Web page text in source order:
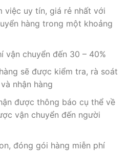
việc uy tín, giá rẻ nhất với
hàng trong một khoảng
vận chuyển đến 30 – 40%
sẽ được kiểm tra, rà soát
nhận hàng
được thông báo cụ thể về
vận chuyển đến người
đóng gói hàng miễn phí